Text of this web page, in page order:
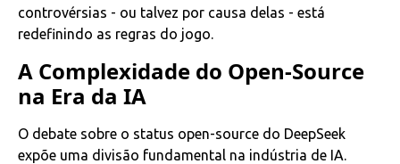
controvérsias - ou talvez por causa delas - está
redefinindo as regras do jogo.
A Complexidade do Open-Source
na Era da IA
O debate sobre o status open-source do DeepSeek
expõe uma divisão fundamental na indústria de IA.